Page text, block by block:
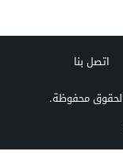
اتصل بنا